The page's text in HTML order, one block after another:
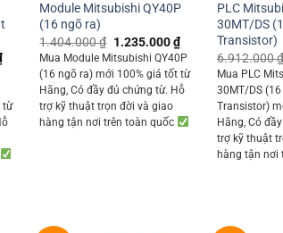
Current
price
6.175.000 ₫.
từ
Module Mitsubishi QY40P
(16 ngõ ra)
1.404.000₫ Original
price
was:
1.404.000 ₫.
1.235.000₫Current
price
is:
1.235.000 ₫.
Mua Module Mitsubishi QY40P
(16 ngõ ra) mới 100% giá tốt từ
Hãng, Có đầy đủ chứng từ. Hỗ
trợ kỹ thuật trọn đời và giao
hàng tận nơi trên toàn quốc
PLC
30MT/DS
Transistor)
6.912.000₫
Mua PLC
30MT/DS
Transistor)
Hãng, Có
trợ kỹ thuật
hàng tận nơi